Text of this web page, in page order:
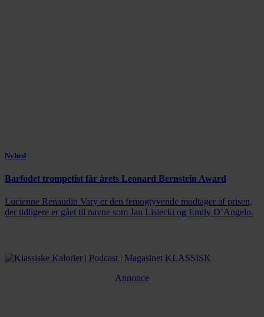
Nyhed
Barfodet trompetist får årets Leonard Bernstein Award
Lucienne Renaudin Vary er den femogtyvende modtager af prisen,
der tidligere er gået til navne som Jan Lisiecki og Emily D’Angelo.
Annonce